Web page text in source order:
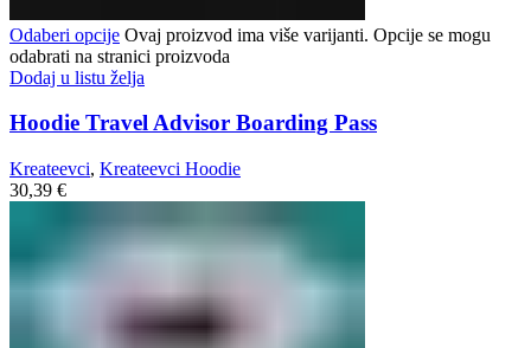
Odaberi opcije Ovaj proizvod ima više varijanti. Opcije se mogu
odabrati na stranici proizvoda
Dodaj u listu želja
Hoodie Travel Advisor Boarding Pass
Kreateevci, Kreateevci Hoodie
30,39 €